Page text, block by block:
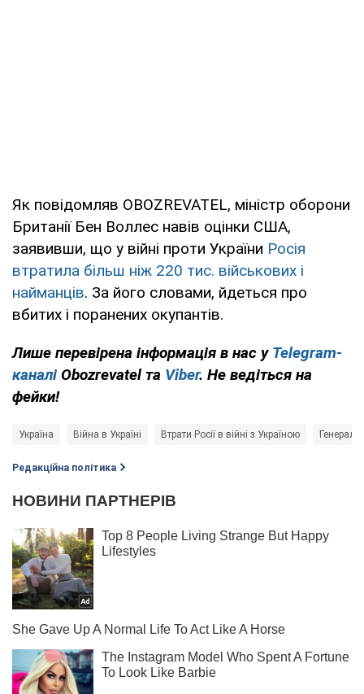
Як повідомляв OBOZREVATEL, міністр оборони
Британії Бен Воллес навів оцінки США,
заявивши, що у війні проти України Росія
втратила більш ніж 220 тис. військових і
найманців. За його словами, йдеться про
вбитих і поранених окупантів.
Лише перевірена інформація в нас у Telegram-
каналі Obozrevatel та Viber. Не ведіться на
фейки!
Україна Війна в Україні Втрати Росії в війні з Україною
Редакційна політика